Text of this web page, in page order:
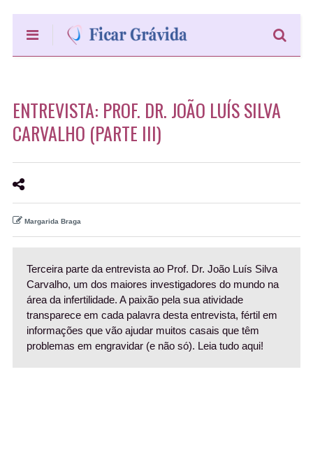
ENTREVISTA: PROF. DR. JOÃO LUÍS SILVA
CARVALHO (PARTE III)
Margarida Braga
Terceira parte da entrevista ao Prof. Dr. João Luís Silva
Carvalho, um dos maiores investigadores do mundo na
área da infertilidade. A paixão pela sua atividade
transparece em cada palavra desta entrevista, fértil em
informações que vão ajudar muitos casais que têm
problemas em engravidar (e não só). Leia tudo aqui!